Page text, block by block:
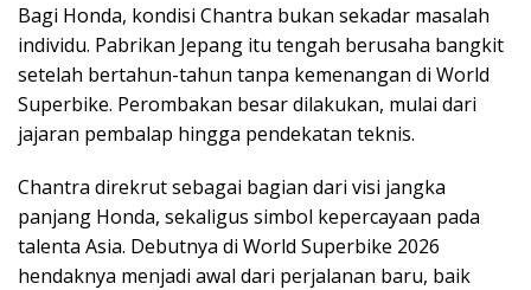
Bagi Honda, kondisi Chantra bukan sekadar masalah
individu. Pabrikan Jepang itu tengah berusaha bangkit
setelah bertahun-tahun tanpa kemenangan di World
Superbike. Perombakan besar dilakukan, mulai dari
jajaran pembalap hingga pendekatan teknis.
Chantra direkrut sebagai bagian dari visi jangka
panjang Honda, sekaligus simbol kepercayaan pada
talenta Asia. Debutnya di World Superbike 2026
hendaknya menjadi awal dari perjalanan baru, baik